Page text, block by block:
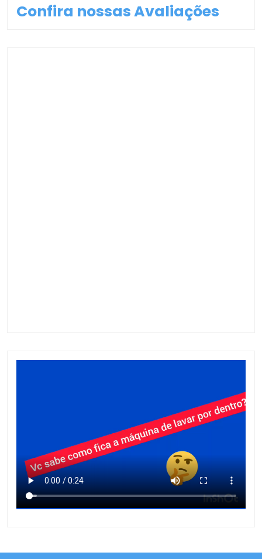
Confira nossas Avaliações